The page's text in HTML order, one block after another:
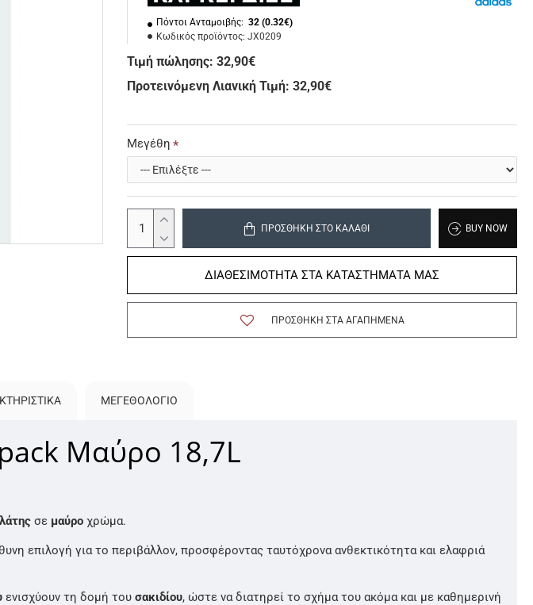
Πόντοι Ανταμοιβής: 32 (0.32€)
Κωδικός προϊόντος: JX0209
Τιμή πώλησης:32,90€
Προτεινόμενη Λιανική Τιμή: 32,90€
Μεγέθη
ΠΡΟΣΘΉΚΗ ΣΤΟ ΚΑΛΆΘΙ BUY NOW
ΔΙΑΘΕΣΙΜΟΤΗΤΑ ΣΤΑ ΚΑΤΑΣΤΗΜΑΤΑ ΜΑΣ
ΠΡΟΣΘΉΚΗ ΣΤΑ ΑΓΑΠΗΜΈΝΑ
ΜΕΓΕΘΟΛΌΓΙΟ
Μαύρο 18,7L
σε μαύρο χρώμα.
επιλογή για το περιβάλλον, προσφέροντας ταυτόχρονα ανθεκτικότητα και ελαφριά
ενισχύουν τη δομή του σακιδίου, ώστε να διατηρεί το σχήμα του ακόμα και με καθημερινή